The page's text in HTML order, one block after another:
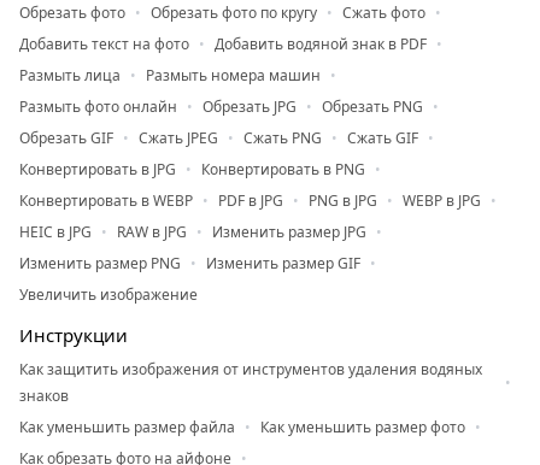
Обрезать фото
Обрезать фото по кругу
Сжать фото
Добавить текст на фото
Добавить водяной знак в PDF
Размыть лица
Размыть номера машин
Размыть фото онлайн
Обрезать JPG
Обрезать PNG
Обрезать GIF
Сжать JPEG Сжать PNG
Сжать GIF
Конвертировать в JPG
Конвертировать в PNG
Конвертировать в WEBP
PDF в JPG PNG в JPG
WEBP в JPG
HEIC в JPG
RAW в JPG
Изменить размер JPG
Изменить размер PNG
Изменить размер GIF
Увеличить изображение
Инструкции
Как защитить изображения от инструментов удаления водяных
знаков
Как уменьшить размер файла
Как уменьшить размер фото
Как обрезать фото на айфоне